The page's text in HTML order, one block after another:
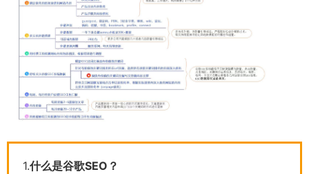
1.什么是谷歌SEO？